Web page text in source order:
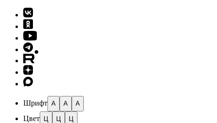
Шрифт A A A
Цвет Ц Ц Ц